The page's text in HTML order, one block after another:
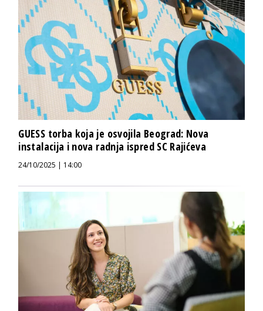
GUESS torba koja je osvojila Beograd: Nova
instalacija i nova radnja ispred SC Rajićeva
24/10/2025 | 14:00